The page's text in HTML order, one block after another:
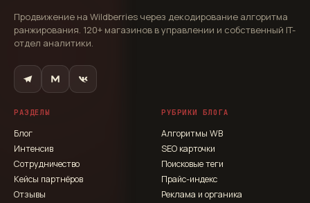
Продвижение на Wildberries через декодирование алгоритма
ранжирования. 120+ магазинов в управлении и собственный IT-
отдел аналитики.
РАЗДЕЛЫ
Блог
Интенсив
Сотрудничество
Кейсы партнёров
Отзывы
РУБРИКИ БЛОГА
Алгоритмы WB
SEO карточки
Поисковые теги
Прайс-индекс
Реклама и органика